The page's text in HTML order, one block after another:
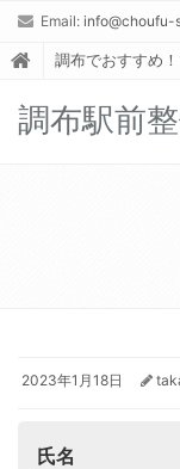
Email: info@choufu-
調布でおすすめ
調布駅前
2023年1月18日
氏名